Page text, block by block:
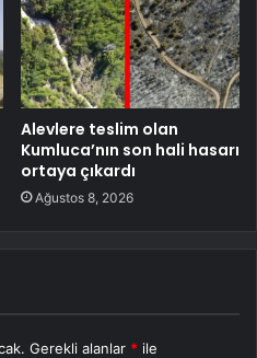
Alevlere teslim olan
Kumluca’nın son hali hasarı
ortaya çıkardı
Ağustos 8, 2026
Gerekli alanlar * ile